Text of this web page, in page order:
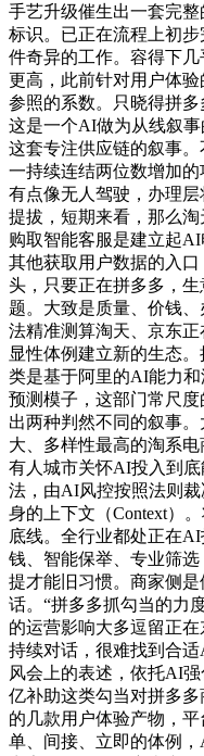
手艺升级催生出一套完
标识。已正在流程上初
件奇异的工作。容得下
更高，此前针对用户体
参照的系数。只晓得拼多
这是一个AI做为从线叙
这套专注供应链的叙事
一持续连结两位数增加
有点像无人驾驶，办理
提拔，短期来看，那么
购取智能客服是建立起
其他获取用户数据的入
头，只要正在拼多多，
题。大致是质量、价钱
法精准测算淘天、京东
显性体例建立新的生态
类是基于阿里的AI能力
预测模子，这部门常尺
出两种判然不同的叙事
大、多样性最高的淘系
有人城市关怀AI投入到
法，由AI风控按照法则
身的上下文（Context）
底线。全行业都处正在
钱、智能保举、专业筛
提才能旧习惯。商家侧
话。“拼多多抓勾当的力
的运营影响大多逗留正
持续对话，很难找到合
风会上的表述，依托AI
亿补助这类勾当对拼多
的几款用户体验产物，
单、间接、立即的体例